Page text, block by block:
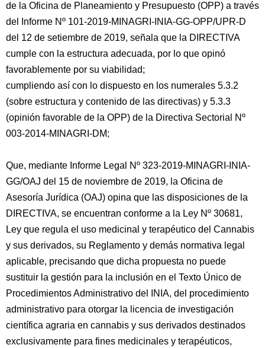
de la Oficina de Planeamiento y Presupuesto (OPP) a través
del Informe Nº 101-2019-MINAGRI-INIA-GG-OPP/UPR-D
del 12 de setiembre de 2019, señala que la DIRECTIVA
cumple con la estructura adecuada, por lo que opinó
favorablemente por su viabilidad;
cumpliendo así con lo dispuesto en los numerales 5.3.2
(sobre estructura y contenido de las directivas) y 5.3.3
(opinión favorable de la OPP) de la Directiva Sectorial Nº
003-2014-MINAGRI-DM;
Que, mediante Informe Legal Nº 323-2019-MINAGRI-INIA-
GG/OAJ del 15 de noviembre de 2019, la Oficina de
Asesoría Jurídica (OAJ) opina que las disposiciones de la
DIRECTIVA, se encuentran conforme a la Ley Nº 30681,
Ley que regula el uso medicinal y terapéutico del Cannabis
y sus derivados, su Reglamento y demás normativa legal
aplicable, precisando que dicha propuesta no puede
sustituir la gestión para la inclusión en el Texto Único de
Procedimientos Administrativo del INIA, del procedimiento
administrativo para otorgar la licencia de investigación
científica agraria en cannabis y sus derivados destinados
exclusivamente para fines medicinales y terapéuticos,